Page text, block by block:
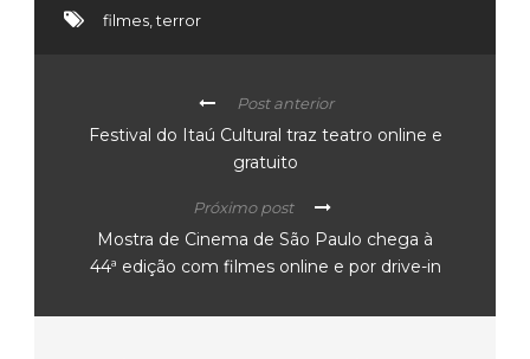
filmes,terror
Post anterior
Festival do Itaú Cultural traz teatro online e
gratuito
Próximo post
Mostra de Cinema de São Paulo chega à
44ª edição com filmes online e por drive-in